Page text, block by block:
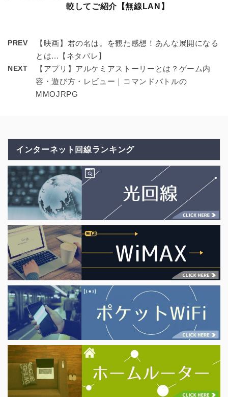
較してご紹介【無線LAN】
PREV
【映画】君の名は。を観た感想！あんな展開になる
とは...【ネタバレ】
NEXT
【アプリ】アルケミアストーリーとは？ゲーム内
容・遊び方・レビュー｜コマンドバトルの
MMOJRPG
インターネット回線ランキング